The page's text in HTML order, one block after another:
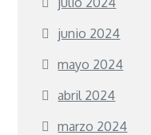
junio 2024
mayo 2024
abril 2024
marzo 2024